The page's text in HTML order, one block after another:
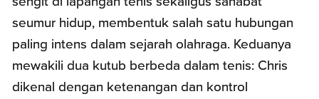
seumur hidup, membentuk salah satu hubungan
paling intens dalam sejarah olahraga. Keduanya
mewakili dua kutub berbeda dalam tenis: Chris
dikenal dengan ketenangan dan kontrol